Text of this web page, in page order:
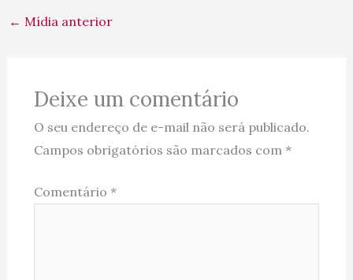
← Mídia anterior
Deixe um comentário
O seu endereço de e-mail não será publicado.
Campos obrigatórios são marcados com *
Comentário *